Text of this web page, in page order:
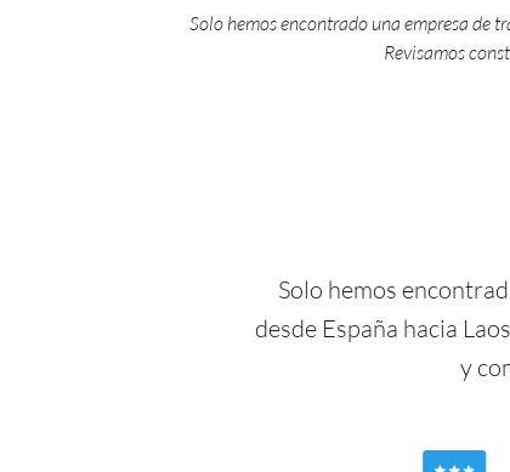
Solo hemos encontrado una empresa de
Revisamos
Solo hemos
desde España hacia
y